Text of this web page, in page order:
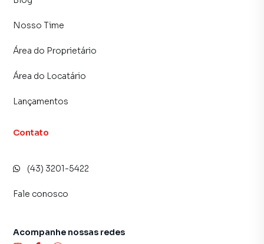
Nosso Time
Área do Proprietário
Área do Locatário
Lançamentos
Contato
(43) 3201-5422
Fale conosco
Acompanhe nossas redes